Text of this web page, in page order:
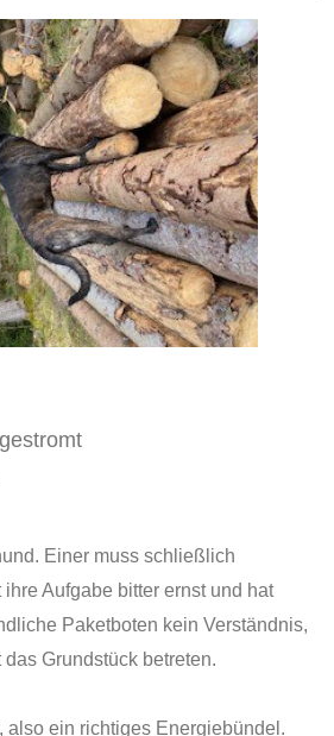
Einer muss schließlich
Aufgabe bitter ernst und hat
Paketboten kein Verständnis,
Grundstück betreten.
also ein richtiges Energiebündel.